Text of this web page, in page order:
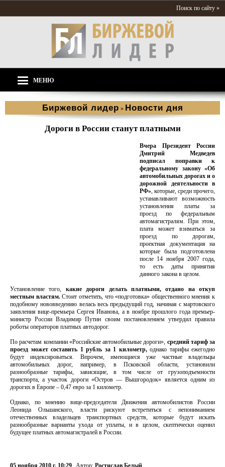
Поиск по сайту »
МЕНЮ
Биржевой лидер » Новости дня
Дороги в России станут платными
Вчера Президент России
Дмитрий Медведев
подписал поправки к
федеральному закону «Об
автомобильных дорогах и о
дорожной деятельности в
РФ», которые, среди прочего,
устанавливают возможность
установления платы за
проезд по федеральным
автомагистралям. При этом,
плата может взиматься за
проезд по дорогам,
проектная документация на
которые была подготовлена
после 14 ноября 2007 года,
то есть даты принятия
данного закона в целом.
Установление того, какие дороги делать платными, отдано на откуп
местным властям.Стоит отметить, что «подготовка» общественного мнения к
подобному нововведению велась весь предыдущий год, начиная с мартовского
заявления вице-премьера Сергея Иванова, а в ноябре прошлого года премьер-
министр России Владимир Путин своим постановлением утвердил правила
роботы операторов платных автодорог.
По расчетам компании «Российские автомобильные дороги», средний тариф за
проезд может составить 1 рубль за 1 километр,однако тарифы ежегодно
будут индексироваться. Впрочем, имеющиеся уже частные владельцы
автомобильных дорог, например, в Псковской области, установили
разнообразные тарифы, зависящие, в том числе от грузоподъемности
транспорта, а участок дороги «Остров — Вышгородок» является одним из
дорогих в Европе – 0,47 евро за 1 километр.
Однако, по мнению вице-председателя Движения автомобилистов России
Леонида Ольшанского, власти рискуют встретиться с непониманием
отечественных владельцев транспортных средств, которые будут искать
разнообразные варианты ухода от уплаты, и в целом, скептически оценил
будущее платных автомагистралей в России.
05 ноября 2010 г. 10:29 Автор: Ростислав Белый